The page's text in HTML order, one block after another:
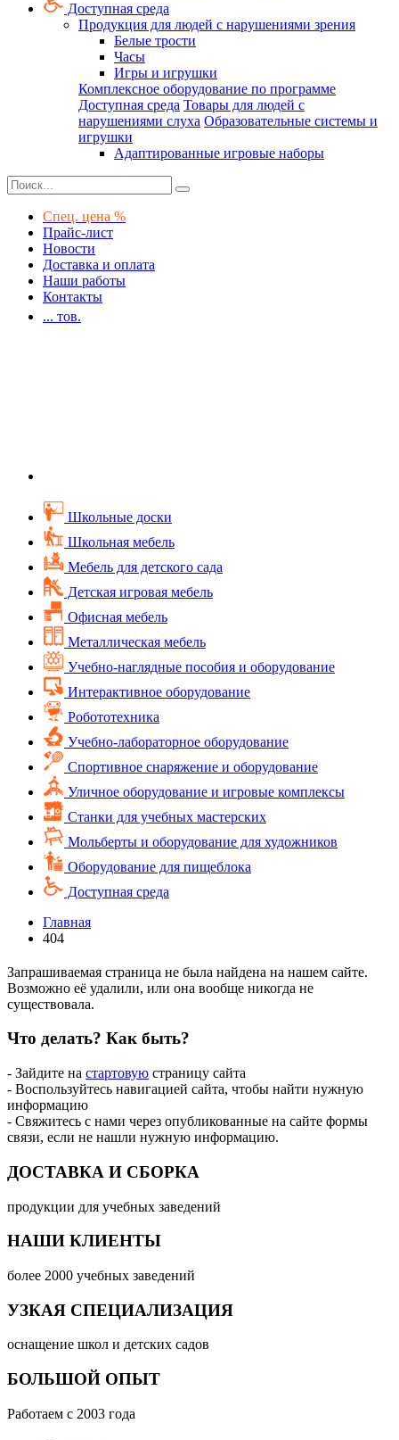
Доступная среда
Продукция для людей с нарушениями зрения
Белые трости
Часы
Игры и игрушки
Комплексное оборудование по программе
Доступная среда Товары для людей с
нарушениями слуха Образовательные системы и
игрушки
Адаптированные игровые наборы
Спец. цена %
Прайс-лист
Новости
Доставка и оплата
Наши работы
Контакты
... тов.
Школьные доски
Школьная мебель
Мебель для детского сада
Детская игровая мебель
Офисная мебель
Металлическая мебель
Учебно-наглядные пособия и оборудование
Интерактивное оборудование
Робототехника
Учебно-лабораторное оборудование
Спортивное снаряжение и оборудование
Уличное оборудование и игровые комплексы
Cтанки для учебных мастерских
Мольберты и оборудование для художников
Оборудование для пищеблока
Доступная среда
Главная
404
Запрашиваемая страница не была найдена на нашем сайте.
Возможно её удалили, или она вообще никогда не
существовала.
Что делать? Как быть?
- Зайдите на стартовую страницу сайта
- Воспользуйтесь навигацией сайта, чтобы найти нужную
информацию
- Свяжитесь с нами через опубликованные на сайте формы
связи, если не нашли нужную информацию.
ДОСТАВКА И СБОРКА
продукции для учебных заведений
НАШИ КЛИЕНТЫ
более 2000 учебных заведений
УЗКАЯ СПЕЦИАЛИЗАЦИЯ
оснащение школ и детских садов
БОЛЬШОЙ ОПЫТ
Работаем с 2003 года